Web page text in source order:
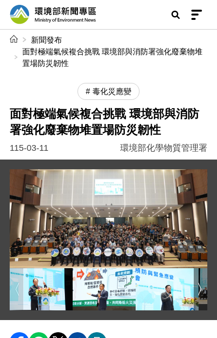
前往中央內容區塊
環境部新聞專區
新聞發布
面對極端氣候複合挑戰 環境部與消防署強化廢棄物堆
置場防災韌性
毒化災應變
面對極端氣候複合挑戰 環境部與消防
署強化廢棄物堆置場防災韌性
115-03-11 環境部化學物質管理署
圖片說明：貴賓與會人員大合影 .jpg
圖